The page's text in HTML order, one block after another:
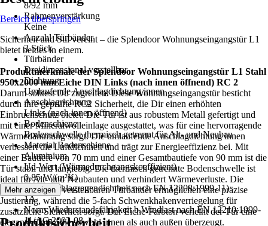
8/92 mm
Rahmenverstärkung
Keine
Anzahl Türbänder
3 Stück
Türbänder
Dreidimensional verstellbar
Dichtung
Umlaufende Anschlagdichtung innen
Anschlagrichtung
Links (nach innen öffnend)
Bodenschiene
Bodenschwelle thermisch getrennt für Alt- und Neubau
Material Bodenschiene
Aluminium
Ud-Wert (Wärmedurchgangskoeffizient)
0,85 W/(m²K)
Norm (Schlagregendichtheit nach EN 12208:1999-11)
1A
Norm Wiederstandsfähigkeit b.Windlast nach EN 12210:1999-
11/AC:2002-08
Bereich überspringen
Sicherheit und Stil vereint – die Splendoor Wohnungseingangstür L1
bietet beides in einem.
Produktmerkmale der Splendoor Wohnungseingangstür L1 Stahl
950x2000 mm Eiche DIN Links (nach innen öffnend) RC 2
Darum solltest Du zugreifen: Diese Wohnungseingangstür besticht
durch ihre geprüfte RC2 Sicherheit, die Dir einen erhöhten
Einbruchschutz bietet. Die Tür ist aus robustem Metall gefertigt und
mit einer Mineralwolleinlage ausgestattet, was für eine hervorragende
Wärmedämmung sorgt. Die umlaufende Anschlagdichtung innen
verbessert die Luftdichtheit und trägt zur Energieeffizienz bei. Mit
einer Bautiefe von 70 mm und einer Gesamtbautiefe von 90 mm ist die
Tür stabil und langlebig. Die thermisch getrennte Bodenschwelle ist
ideal für Alt- und Neubauten und verhindert Wärmeverluste. Die
dreidimensional verstellbaren Türbänder ermöglichen eine präzise
Justierung, während die 5-fach Schwenkhakenverriegelung für
zusätzliche Sicherheit sorgt. Der Eiche-Farbton verleiht der Tür eine
elegante Optik, die sowohl innen als auch außen überzeugt.
Mehr anzeigen